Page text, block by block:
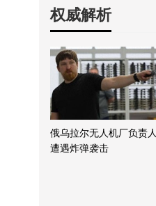
权威解析
俄乌拉尔无人机厂负责人
遭遇炸弹袭击